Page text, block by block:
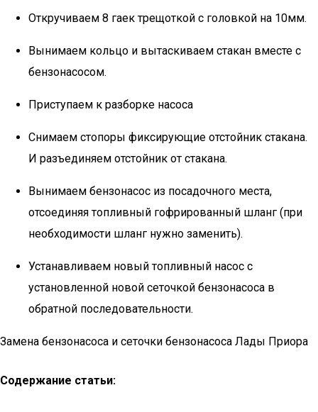
Откручиваем 8 гаек трещоткой с головкой на 10мм.
Вынимаем кольцо и вытаскиваем стакан вместе с
бензонасосом.
Приступаем к разборке насоса
Снимаем стопоры фиксирующие отстойник стакана.
И разъединяем отстойник от стакана.
Вынимаем бензонасос из посадочного места,
отсоединяя топливный гофрированный шланг (при
необходимости шланг нужно заменить).
Устанавливаем новый топливный насос с
установленной новой сеточкой бензонасоса в
обратной последовательности.
Замена бензонасоса и сеточки бензонасоса Лады Приора
Содержание статьи: